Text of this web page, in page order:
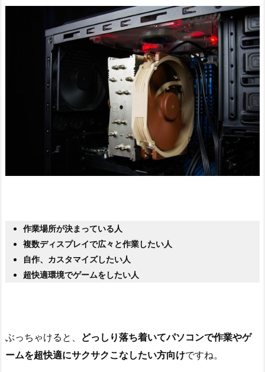
作業場所が決まっている人
複数ディスプレイで広々と作業したい人
自作、カスタマイズしたい人
超快適環境でゲームをしたい人
ぶっちゃけると、 どっしり落ち着いてパソコンで作業やゲ
ームを超快適にサクサクこなしたい方向けですね。